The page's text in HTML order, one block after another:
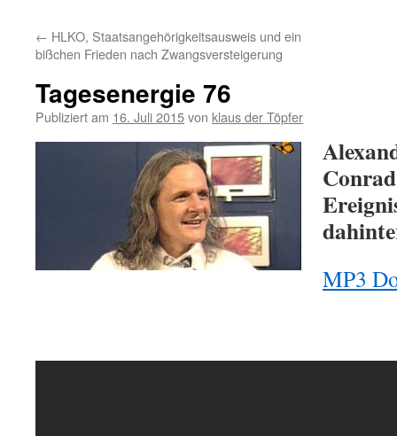
← HLKO, Staatsangehörigkeitsausweis und ein
bißchen Frieden nach Zwangsversteigerung
Tagesenergie 76
Publiziert am 16. Juli 2015von klaus der Töpfer
MP3